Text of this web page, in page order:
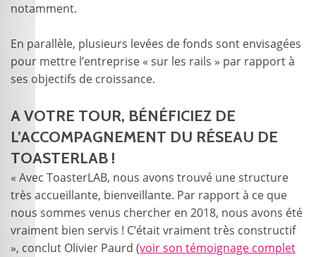
notamment.
En parallèle, plusieurs levées de fonds sont envisagées
pour mettre l’entreprise « sur les rails » par rapport à
ses objectifs de croissance.
A VOTRE TOUR, BÉNÉFICIEZ DE
L’ACCOMPAGNEMENT DU RÉSEAU DE
TOASTERLAB !
« Avec ToasterLAB, nous avons trouvé une structure
très accueillante, bienveillante. Par rapport à ce que
nous sommes venus chercher en 2018, nous avons été
vraiment bien servis ! C’était vraiment très constructif
», conclut Olivier Paurd (voir son témoignage complet